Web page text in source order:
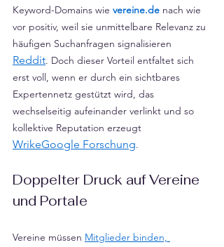
Keyword-Domains wie vereine.de nach wie
vor positiv, weil sie unmittelbare Relevanz zu
häufigen Suchanfragen signalisieren
Reddit. Doch dieser Vorteil entfaltet sich
erst voll, wenn er durch ein sichtbares
Expertennetz gestützt wird, das
wechselseitig aufeinander verlinkt und so
kollektive Reputation erzeugt
WrikeGoogle Forschung.
Doppelter Druck auf Vereine
und Portale
Vereine müssen Mitglieder binden,